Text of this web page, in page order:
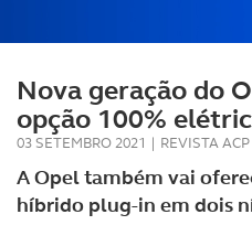
Nova geração do
opção 100%
03 SETEMBRO 2021 | REVISTA ACP
A Opel também vai
híbrido plug-in em dois